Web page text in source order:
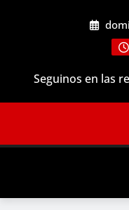
Seguinos en las